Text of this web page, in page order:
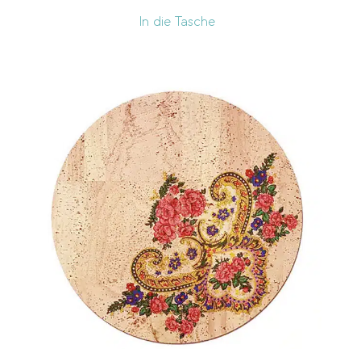
In die Tasche